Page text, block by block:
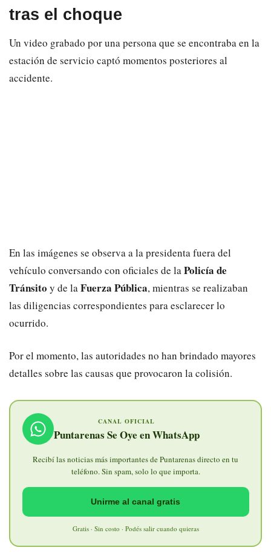
tras el choque
Un video grabado por una persona que se encontraba en la
estación de servicio captó momentos posteriores al
accidente.
En las imágenes se observa a la presidenta fuera del
vehículo conversando con oficiales de laPolicía de
Tránsito y de laFuerza Pública, mientras se realizaban
las diligencias correspondientes para esclarecer lo
ocurrido.
Por el momento, las autoridades no han brindado mayores
detalles sobre las causas que provocaron la colisión.
CANAL OFICIAL
Puntarenas Se Oye en WhatsApp
Recibí las noticias más importantes de Puntarenas directo en tu
teléfono. Sin spam, solo lo que importa.
Unirme al canal gratis
Gratis · Sin costo · Podés salir cuando quieras